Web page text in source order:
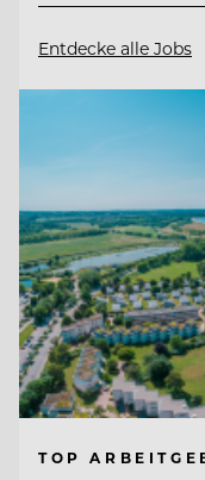
Entdecke alle Jobs
TOP